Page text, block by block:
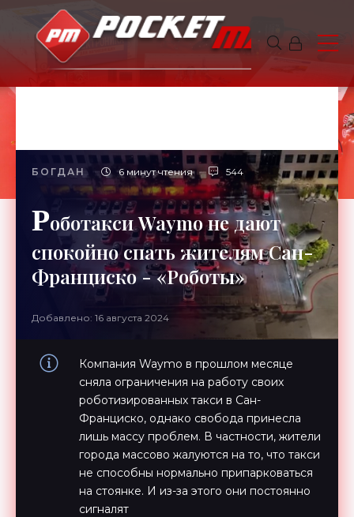
БОГДАН 6 минут чтения 544
Роботакси Waymo не дают
спокойно спать жителям Сан-
Франциско - «Роботы»
Добавлено: 16 августа 2024
Компания Waymo в прошлом месяце
сняла ограничения на работу своих
роботизированных такси в Сан-
Франциско, однако свобода принесла
лишь массу проблем. В частности, жители
города массово жалуются на то, что такси
не способны нормально припарковаться
на стоянке. И из-за этого они постоянно
сигналят